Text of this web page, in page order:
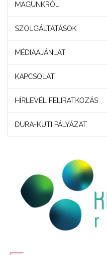
MAGUNKRÓL
SZOLGÁLTATÁSOK
MÉDIAAJÁNLAT
KAPCSOLAT
HÍRLEVÉL FELIRATKOZÁS
DURA-KUTI PÁLYÁZAT